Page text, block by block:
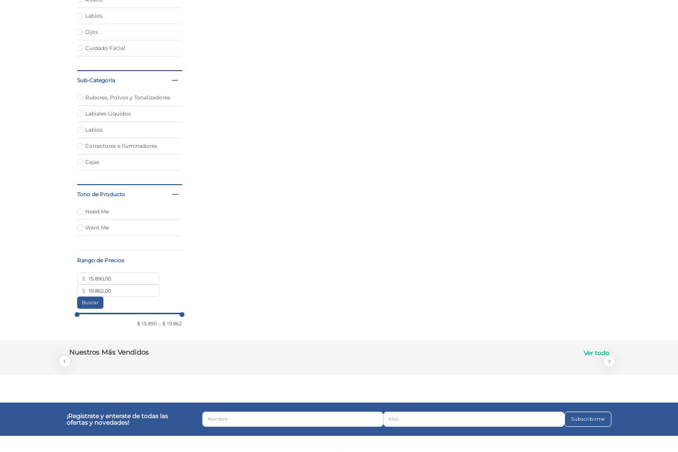
Labios
Ojos
Cuidado Facial
Sub-Categoría
Rubores, Polvos y Tonalizadores
Labiales Líquidos
Labios
Correctores e Iluminadores
Cejas
Tono de Producto
Need Me
Want Me
$
$
Buscar
$ 15.890 – $ 19.862
Nuestros Más Vendidos Ver todo
¡Registrate y enterate de todas las
ofertas y novedades!
Subscribirme